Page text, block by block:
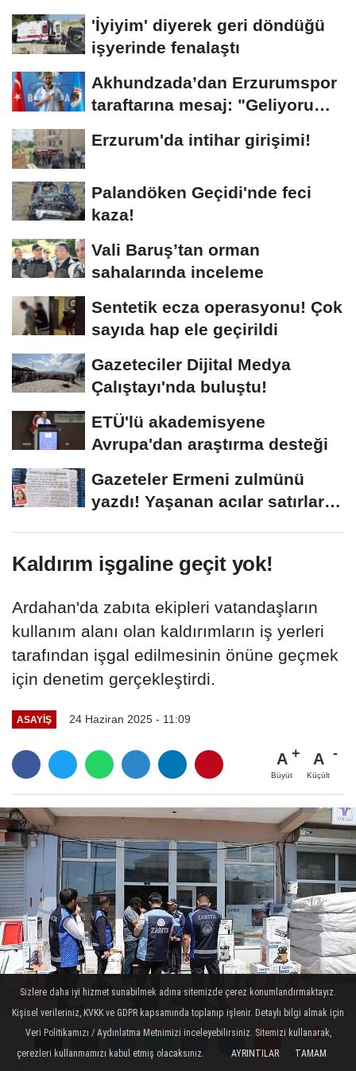
Yorumlar
Yorumlar
'İyiyim' diyerek geri döndüğü
işyerinde fenalaştı
Akhundzada’dan Erzurumspor
taraftarına mesaj: "Geliyorum
Erzurum'da intihar girişimi!
Palandöken Geçidi'nde feci
kaza!
Vali Baruş’tan orman
sahalarında inceleme
Sentetik ecza operasyonu! Çok
sayıda hap ele geçirildi
Gazeteciler Dijital Medya
Çalıştayı'nda buluştu!
ETÜ'lü akademisyene
Avrupa'dan araştırma desteği
Gazeteler Ermeni zulmünü
yazdı! Yaşanan acılar satırlara
Kaldırım işgaline geçit yok!
Ardahan'da zabıta ekipleri vatandaşların
kullanım alanı olan kaldırımların iş yerleri
tarafından işgal edilmesinin önüne geçmek
için denetim gerçekleştirdi.
ASAYİŞ 24 Haziran 2025 - 11:09
Yorumlar
A
Büyüt
A
Küçült
Sizlere daha iyi hizmet sunabilmek adına sitemizde çerez konumlandırmaktayız.
Kişisel verileriniz, KVKK ve GDPR kapsamında toplanıp işlenir. Detaylı bilgi almak için
Veri Politikamızı / Aydınlatma Metnimizi inceleyebilirsiniz. Sitemizi kullanarak,
çerezleri kullanmamızı kabul etmiş olacaksınız.
AYRINTILAR TAMAM